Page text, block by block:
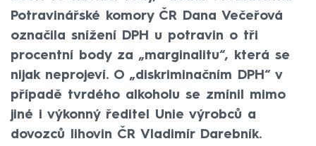
Potravinářské komory ČR Dana Večeřová
označila snížení DPH u potravin o tři
procentní body za „marginalitu“, která se
nijak neprojeví. O „diskriminačním DPH“ v
případě tvrdého alkoholu se zmínil mimo
jiné i výkonný ředitel Unie výrobců a
dovozců lihovin ČR Vladimír Darebník.